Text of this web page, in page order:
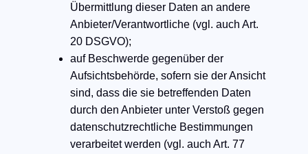
Übermittlung dieser Daten an andere
Anbieter/Verantwortliche (vgl. auch Art.
20 DSGVO);
auf Beschwerde gegenüber der
Aufsichtsbehörde, sofern sie der Ansicht
sind, dass die sie betreffenden Daten
durch den Anbieter unter Verstoß gegen
datenschutzrechtliche Bestimmungen
verarbeitet werden (vgl. auch Art. 77